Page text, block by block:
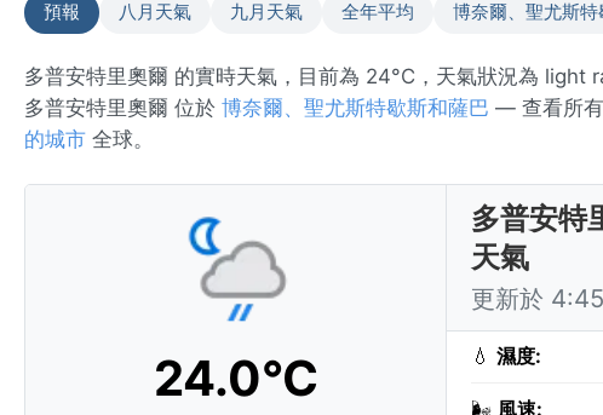
預報 八月天氣 九月天氣 全年平均 博奈爾、聖尤斯
多普安特里奧爾 的實時天氣，目前為 24°C，天氣狀況為 light
多普安特里奧爾 位於 博奈爾、聖尤斯特歇斯和薩巴 — 查看所
的城市 全球。
24.0°C
多普安特
天氣
更新於
💧 濕度:
🌬️ 風速: